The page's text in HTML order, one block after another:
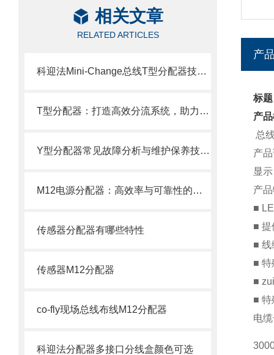
相关文章
RELATED ARTICLES
科迎法Mini-Change总线T型分配器技术参数
T型分配器：打造高效分流系统，助力企业提升生产效率与质量！
Y型分配器常见故障分析与维护保养技巧：保障系统稳定运行
M12电源分配器：高效率与可靠性的工业解决方案
传感器分配器有哪些特性
传感器M12分配器
co-fly现场总线布线M12分配器
科迎法分配器多接口分线盒颜色可选
产
标
产
总
产
显
产
■
■ 提
■ 线
■ 特
■
■ 特
电